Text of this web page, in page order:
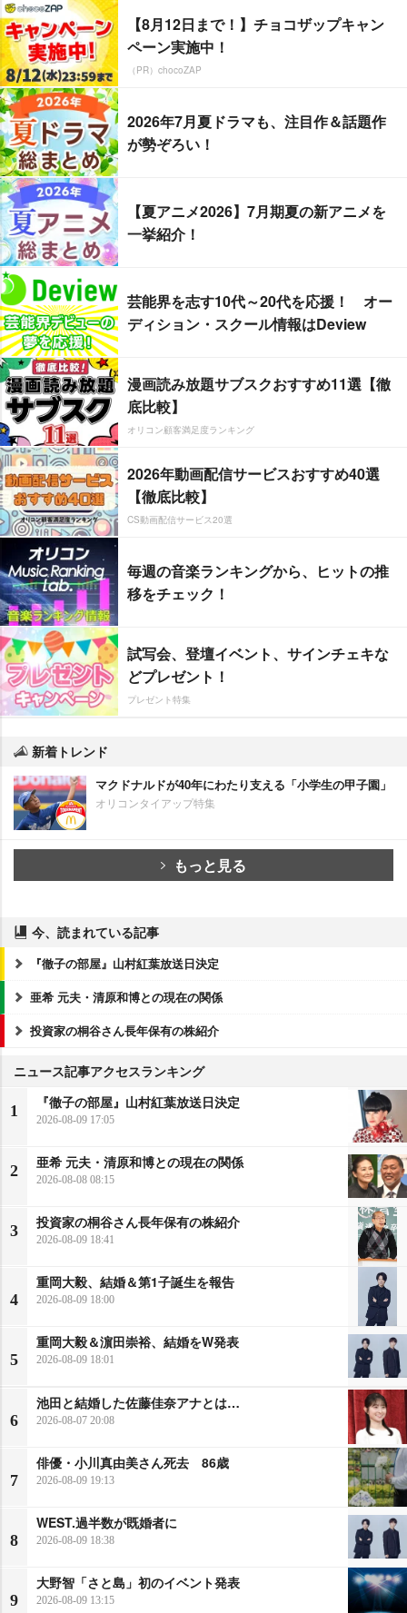
【8月12日まで！】チョコザップキャン
ペーン実施中！
（PR）chocoZAP
2026年7月夏ドラマも、注目作＆話題作
が勢ぞろい！
【夏アニメ2026】7月期夏の新アニメを
一挙紹介！
芸能界を志す10代～20代を応援！ オー
ディション・スクール情報はDeview
漫画読み放題サブスクおすすめ11選【徹
底比較】
オリコン顧客満足度ランキング
2026年動画配信サービスおすすめ40選
【徹底比較】
CS動画配信サービス20選
毎週の音楽ランキングから、ヒットの推
移をチェック！
試写会、登壇イベント、サインチェキな
どプレゼント！
プレゼント特集
新着トレンド
マクドナルドが40年にわたり支える「小学生の甲子園」
オリコンタイアップ特集
もっと見る
今、読まれている記事
『徹子の部屋』山村紅葉放送日決定
亜希 元夫・清原和博との現在の関係
投資家の桐谷さん長年保有の株紹介
ニュース記事アクセスランキング
1
『徹子の部屋』山村紅葉放送日決定
2026-08-09 17:05
2
亜希 元夫・清原和博との現在の関係
2026-08-08 08:15
3
投資家の桐谷さん長年保有の株紹介
2026-08-09 18:41
4
重岡大毅、結婚＆第1子誕生を報告
2026-08-09 18:00
5
重岡大毅＆濵田崇裕、結婚をW発表
2026-08-09 18:01
6
池田と結婚した佐藤佳奈アナとは…
2026-08-07 20:08
7
俳優・小川真由美さん死去 86歳
2026-08-09 19:13
8
WEST.過半数が既婚者に
2026-08-09 18:38
9
大野智「さと島」初のイベント発表
2026-08-09 13:15